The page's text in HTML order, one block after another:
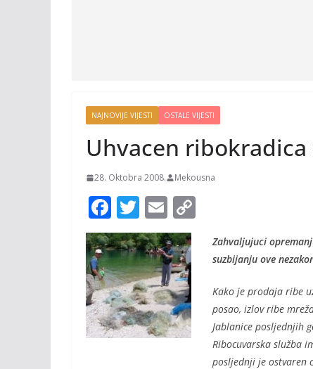
NAJNOVIJE VIJESTI OSTALE VIJESTI
Uhvacen ribokradica
28. Oktobra 2008. Mekousna
F
ac
e
b
o
o
k
T
w
itt
er
E
m
ai
l
Li
Zahvaljujuci
suzbijanju ove
Kako je prodaja ribe
posao, izlov ribe
Jablanice posljednjih
Ribocuvarska služba
posljednji je ostvaren